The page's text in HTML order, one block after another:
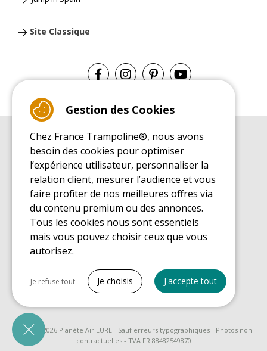
Site Classique
GUIDE D'ACHAT
Guide d'achat pour les trampolines de loisirs
GUIDE DE MONTAGE
Guide de montage pour les trampolines de loisirs
GUIDE D'ENTRETIEN
Guide d'entretien des trampolines de loisirs
GUIDE DÉCOUVERTE
Guide de découverte des trampolines de loisirs
GUIDE D'ACHAT PIÈCES DE RECHANGE
© 2008 - 2026 Planète Air EURL - Sauf erreurs typographiques - Photos non
contractuelles - TVA FR 88482549870
Gestion des Cookies
Chez France Trampoline®, nous avons
besoin des cookies pour optimiser
l’expérience utilisateur, personnaliser la
relation client, mesurer l’audience et vous
faire profiter de nos meilleures offres via
du contenu premium ou des annonces.
Tous les cookies nous sont essentiels
mais vous pouvez choisir ceux que vous
autorisez.
Cookies nécessaires
Nécessaire au fonctionnement du site
Je refuse tout Je choisis J'accepte tout